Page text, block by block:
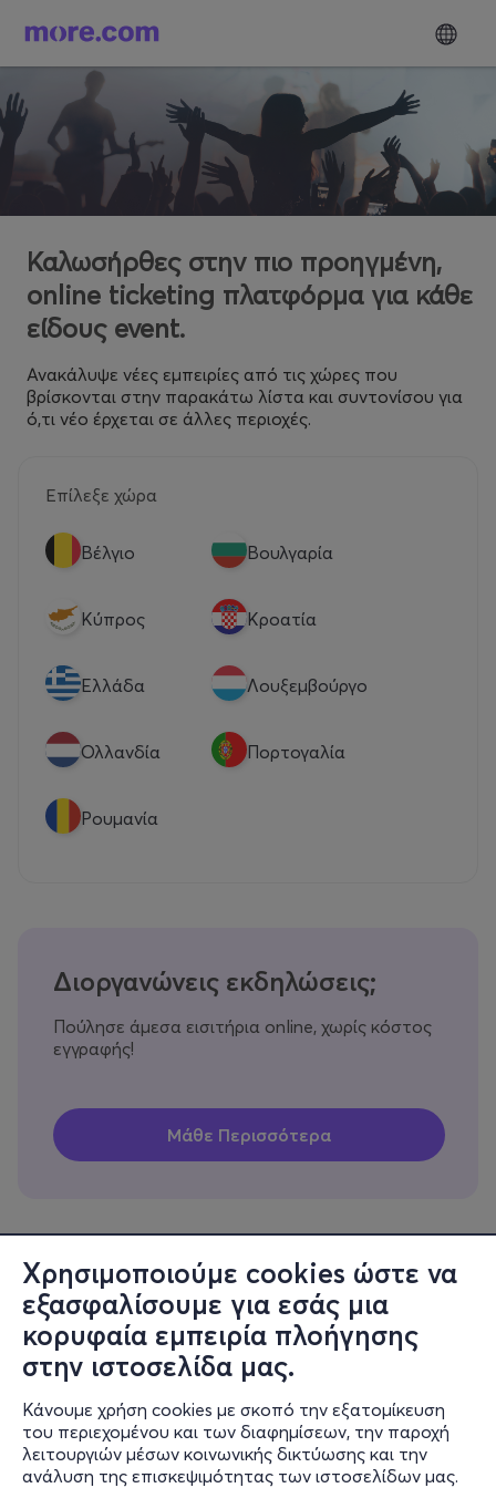
Χρησιμοποιούμε cookies ώστε να
εξασφαλίσουμε για εσάς μια
κορυφαία εμπειρία πλοήγησης
στην ιστοσελίδα μας.
Κάνουμε χρήση cookies με σκοπό την εξατομίκευση
του περιεχομένου και των διαφημίσεων, την παροχή
λειτουργιών μέσων κοινωνικής δικτύωσης και την
ανάλυση της επισκεψιμότητας των ιστοσελίδων μας.
Καλωσήρθες στην πιο προηγμένη,
online ticketing πλατφόρμα για κάθε
είδους event.
Ανακάλυψε νέες εμπειρίες από τις χώρες που
βρίσκονται στην παρακάτω λίστα και συντονίσου για
ό,τι νέο έρχεται σε άλλες περιοχές.
Επίλεξε χώρα
Βέλγιο Βουλγαρία
Κύπρος Κροατία
Eλλάδα Λουξεμβούργο
Ολλανδία Πορτογαλία
Ρουμανία
Διοργανώνεις εκδηλώσεις;
Πούλησε άμεσα εισιτήρια online, χωρίς κόστος
εγγραφής!
Πληροφορίες
Υποστήριξη
Stay Connected